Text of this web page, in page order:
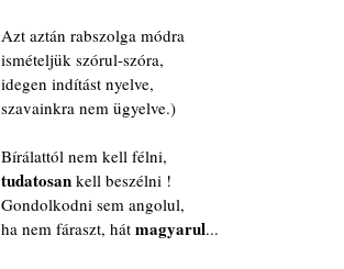
Azt aztán rabszolga módra
ismételjük szórul-szóra,
idegen indítást nyelve,
szavainkra nem ügyelve.)
Bírálattól nem kell félni,
tudatosan kell beszélni !
Gondolkodni sem angolul,
ha nem fáraszt, hát magyarul...